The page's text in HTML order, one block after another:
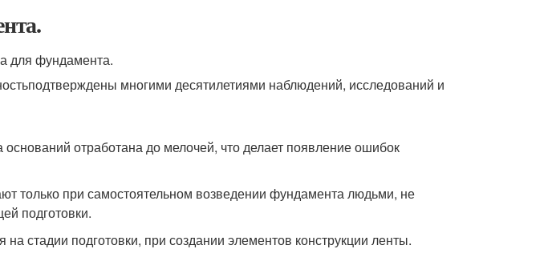
многими десятилетиями наблюдений, исследований и
оснований отработана до мелочей, что делает появление ошибок
только при самостоятельном возведении фундамента людьми, не
подготовки.
стадии подготовки, при создании элементов конструкции ленты.